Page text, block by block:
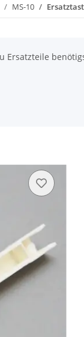
MS-10
Ersatzteile